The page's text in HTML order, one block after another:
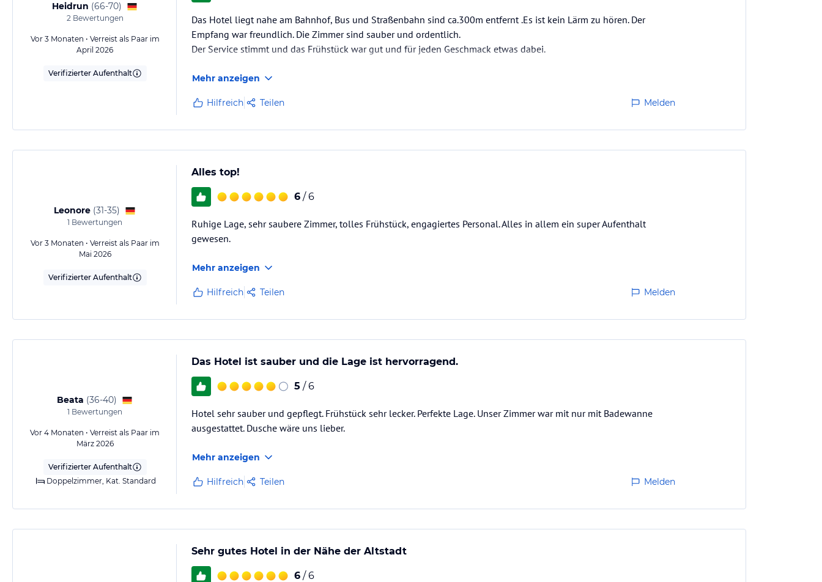
Heidrun (66-70)
2Bewertungen
Vor 3 Monaten • Verreist als Paar im
April 2026
Verifizierter Aufenthalt
Das Hotel liegt nahe am Bahnhof, Bus und Straßenbahn sind ca.300m entfernt .Es ist kein Lärm zu hören. Der
Empfang war freundlich. Die Zimmer sind sauber und ordentlich.
Der Service stimmt und das Frühstück war gut und für jeden Geschmack etwas dabei.
Mehr anzeigen
Hilfreich Teilen Melden
Leonore (31-35)
1 Bewertungen
Vor 3 Monaten • Verreist als Paar im
Mai 2026
Verifizierter Aufenthalt
Alles top!
6 / 6
Ruhige Lage, sehr saubere Zimmer, tolles Frühstück, engagiertes Personal. Alles in allem ein super Aufenthalt
gewesen.
Mehr anzeigen
Hilfreich Teilen Melden
Beata (36-40)
1 Bewertungen
Vor 4 Monaten • Verreist als Paar im
März 2026
Verifizierter Aufenthalt
Doppelzimmer, Kat. Standard
Das Hotel ist sauber und die Lage ist hervorragend.
5 / 6
Hotel sehr sauber und gepflegt. Frühstück sehr lecker. Perfekte Lage. Unser Zimmer war mit nur mit Badewanne
ausgestattet. Dusche wäre uns lieber.
Mehr anzeigen
Hilfreich Teilen Melden
Sehr gutes Hotel in der Nähe der Altstadt
6 / 6